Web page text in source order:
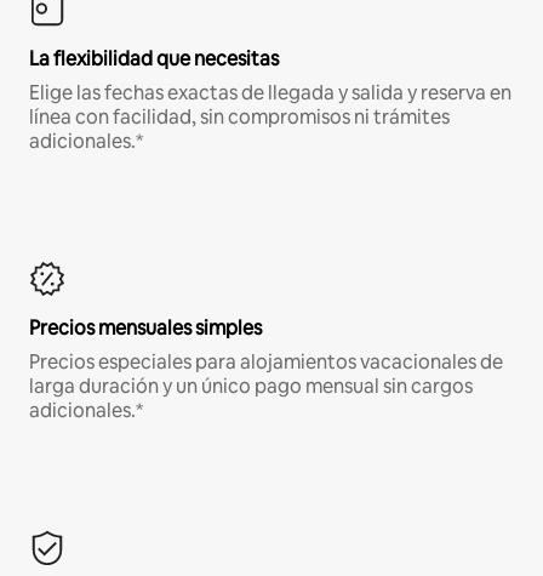
La flexibilidad que necesitas
Elige las fechas exactas de llegada y salida y reserva en
línea con facilidad, sin compromisos ni trámites
adicionales.*
Precios mensuales simples
Precios especiales para alojamientos vacacionales de
larga duración y un único pago mensual sin cargos
adicionales.*